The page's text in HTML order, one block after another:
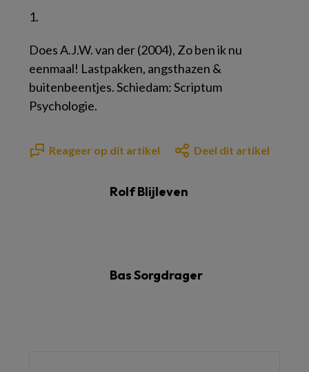
1.
Does A.J.W. van der (2004), Zo ben ik nu
eenmaal! Lastpakken, angsthazen &
buitenbeentjes. Schiedam: Scriptum
Psychologie.
Reageer op dit artikel Deel dit artikel
Rolf Blijleven
Bas Sorgdrager